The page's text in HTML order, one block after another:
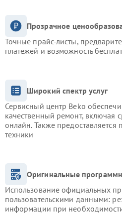
Прозрачное
Точные прайс-листы,
платежей и возможность
Широкий спектр услуг
Сервисный центр Beko
качественный ремонт, включая
онлайн. Также
техники
Оригинальные
Использование официальных
пользовательскими данными:
информации при